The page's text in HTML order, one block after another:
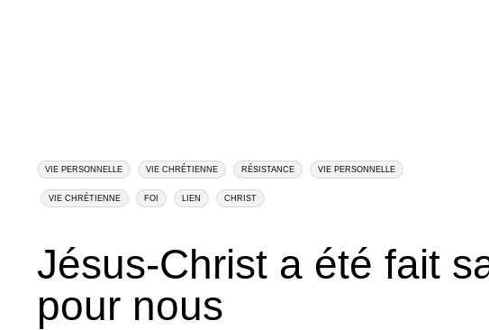
VIE PERSONNELLE VIE CHRÉTIENNE RÉSISTANCE VIE PERSONNELLE
VIE CHRÉTIENNE FOI LIEN CHRIST
Jésus-Christ a été fait
pour nous